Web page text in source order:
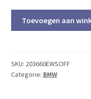
Bosch
M1.7.3
Toevoegen aan
SKU: 203660EWSOFF
Categorie: BMW